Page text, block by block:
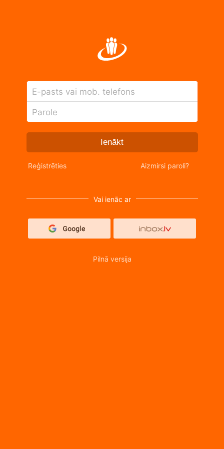
E-pasts vai mob. telefons
Parole
Ienākt
Reģistrēties Aizmirsi paroli?
Vai ienāc ar
Pilnā versija